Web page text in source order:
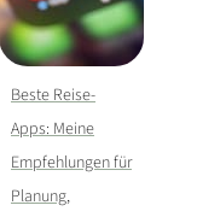
Beste Reise-
Apps: Meine
Empfehlungen für
Planung,